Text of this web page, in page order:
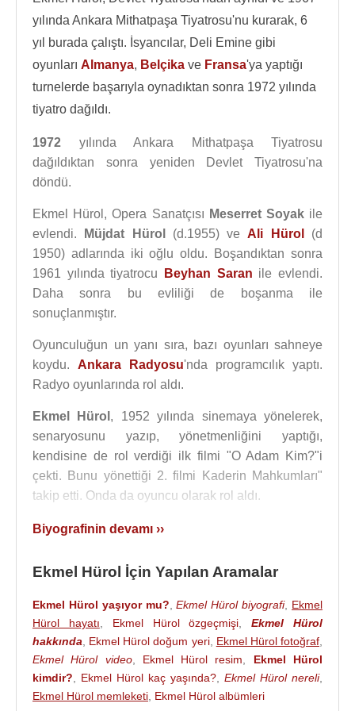
yılında Ankara Mithatpaşa Tiyatrosu'nu kurarak, 6
yıl burada çalıştı. İsyancılar, Deli Emine gibi
oyunları Almanya, Belçika ve Fransa'ya yaptığı
turnelerde başarıyla oynadıktan sonra 1972 yılında
tiyatro dağıldı.
1972 yılında Ankara Mithatpaşa Tiyatrosu
dağıldıktan sonra yeniden Devlet Tiyatrosu'na
döndü.
Ekmel Hürol, Opera Sanatçısı Meserret Soyakile
evlendi.
Müjdat Hürol (d.1955) veAli Hürol
(d
1950) adlarında iki oğlu oldu. Boşandıktan sonra
1961 yılında tiyatrocu
Beyhan Saran ile evlendi.
Daha sonra bu evliliği de boşanma ile
sonuçlanmıştır.
Oyunculuğun un yanı sıra, bazı oyunları sahneye
koydu. Ankara Radyosu'nda programcılık yaptı.
Radyo oyunlarında rol aldı.
Ekmel Hürol , 1952 yılında sinemaya yönelerek,
senaryosunu yazıp, yönetmenliğini yaptığı,
kendisine de rol verdiği ilk filmi "O Adam Kim?"i
çekti. Bunu yönettiği 2. filmi Kaderin Mahkumları"
takip etti. Onda da oyuncu olarak rol aldı.
Devlet Sanatçılığı unvanını ilk kazanan sanatçılar
Tiyatrosunda görev yaptı ve 1992 yılında emekliye
Ekmel Hürol
, yaklaşık 6 aydır devam eden akciğer
rahatsızlığından kurtulamayarak, 29 Kasım1999
tarihindeİzmir’de 73 yaşında ölmüştür. Cenazesi,
Karşıyaka Örnekköy Mezarlığında toprağa verildi.
Biyografinin devamı ››
Ekmel Hürol İçin Yapılan Aramalar
Ekmel Hürol yaşıyor mu? ,Ekmel Hürol biyografi, Ekmel
Hürol hayatı
Ekmel Hürol özgeçmişi ,Ekmel Hürol
hakkında
Ekmel Hürol doğum yeri, Ekmel Hürol fotoğraf
Ekmel Hürol video, Ekmel Hürol resim
Ekmel Hürol
kimdir?
Ekmel Hürol kaç yaşında? Ekmel Hürol nereli,
Ekmel Hürol memleketi Ekmel Hürol albümleri